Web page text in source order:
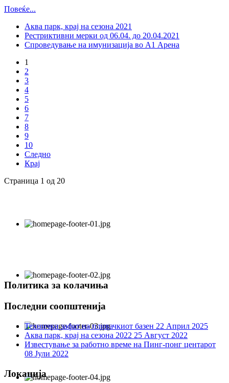
Повеќе...
Аква парк, крај на сезона 2021
Рестриктивни мерки од 06.04. до 20.04.2021
Спроведување на имунизација во А1 Арена
1
2
3
4
5
6
7
8
9
10
Следно
Крај
Страница 1 од 20
Политика за колачиња
Последни соопштенија
Технички зафат на пливачкиот базен 22 Април 2025
Аква парк, крај на сезона 2022 25 Август 2022
Известување за работно време на Пинг-понг центарот
08 Јули 2022
Локација